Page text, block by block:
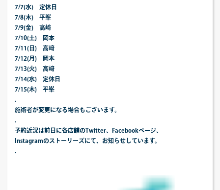
7/7(水) 定休日
7/8(木) 平峯
7/9(金) 高﨑
7/10(土) 岡本
7/11(日) 高﨑
7/12(月) 岡本
7/13(火) 高﨑
7/14(水) 定休日
7/15(木) 平峯
.
施術者が変更になる場合もございます。
.
予約近況は前日に各店舗のTwitter、Facebookページ、
Instagramのストーリーズにて、お知らせしています。
.